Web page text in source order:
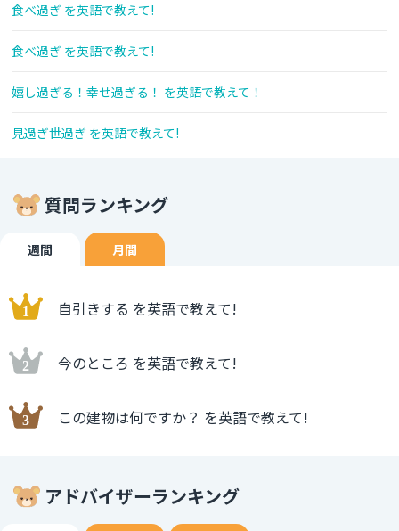
食べ過ぎ を英語で教えて!
食べ過ぎ を英語で教えて!
嬉し過ぎる！幸せ過ぎる！ を英語で教えて！
見過ぎ世過ぎ を英語で教えて!
質問ランキング
週間 月間
自引きする を英語で教えて!
今のところ を英語で教えて!
この建物は何ですか？ を英語で教えて!
アドバイザーランキング